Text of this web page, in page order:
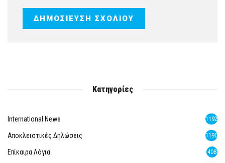
Κατηγορίες
International News 1192
Αποκλειστικές Δηλώσεις 1190
Επίκαιρα Λόγια 408